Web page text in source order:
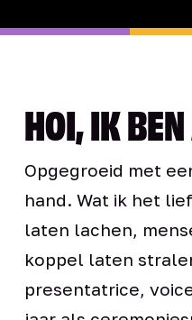
HOI, IK
Opgegroeid met
hand. Wat ik het
laten lachen,
koppel laten
presentatrice,